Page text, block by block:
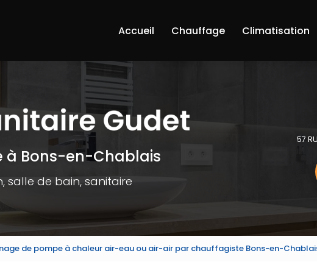
Accueil
Chauffage Climatisation
à Bons-en-Chablais
salle de bain, sanitaire
57
de pompe à chaleur air-eau ou air-air par chauffagiste Bons-en-